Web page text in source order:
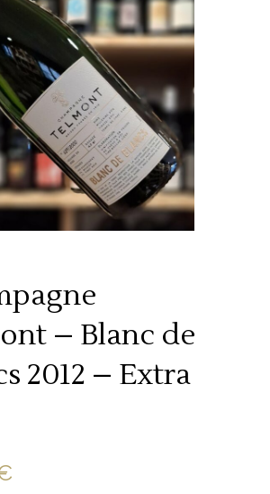
– Blanc de
2012 – Extra